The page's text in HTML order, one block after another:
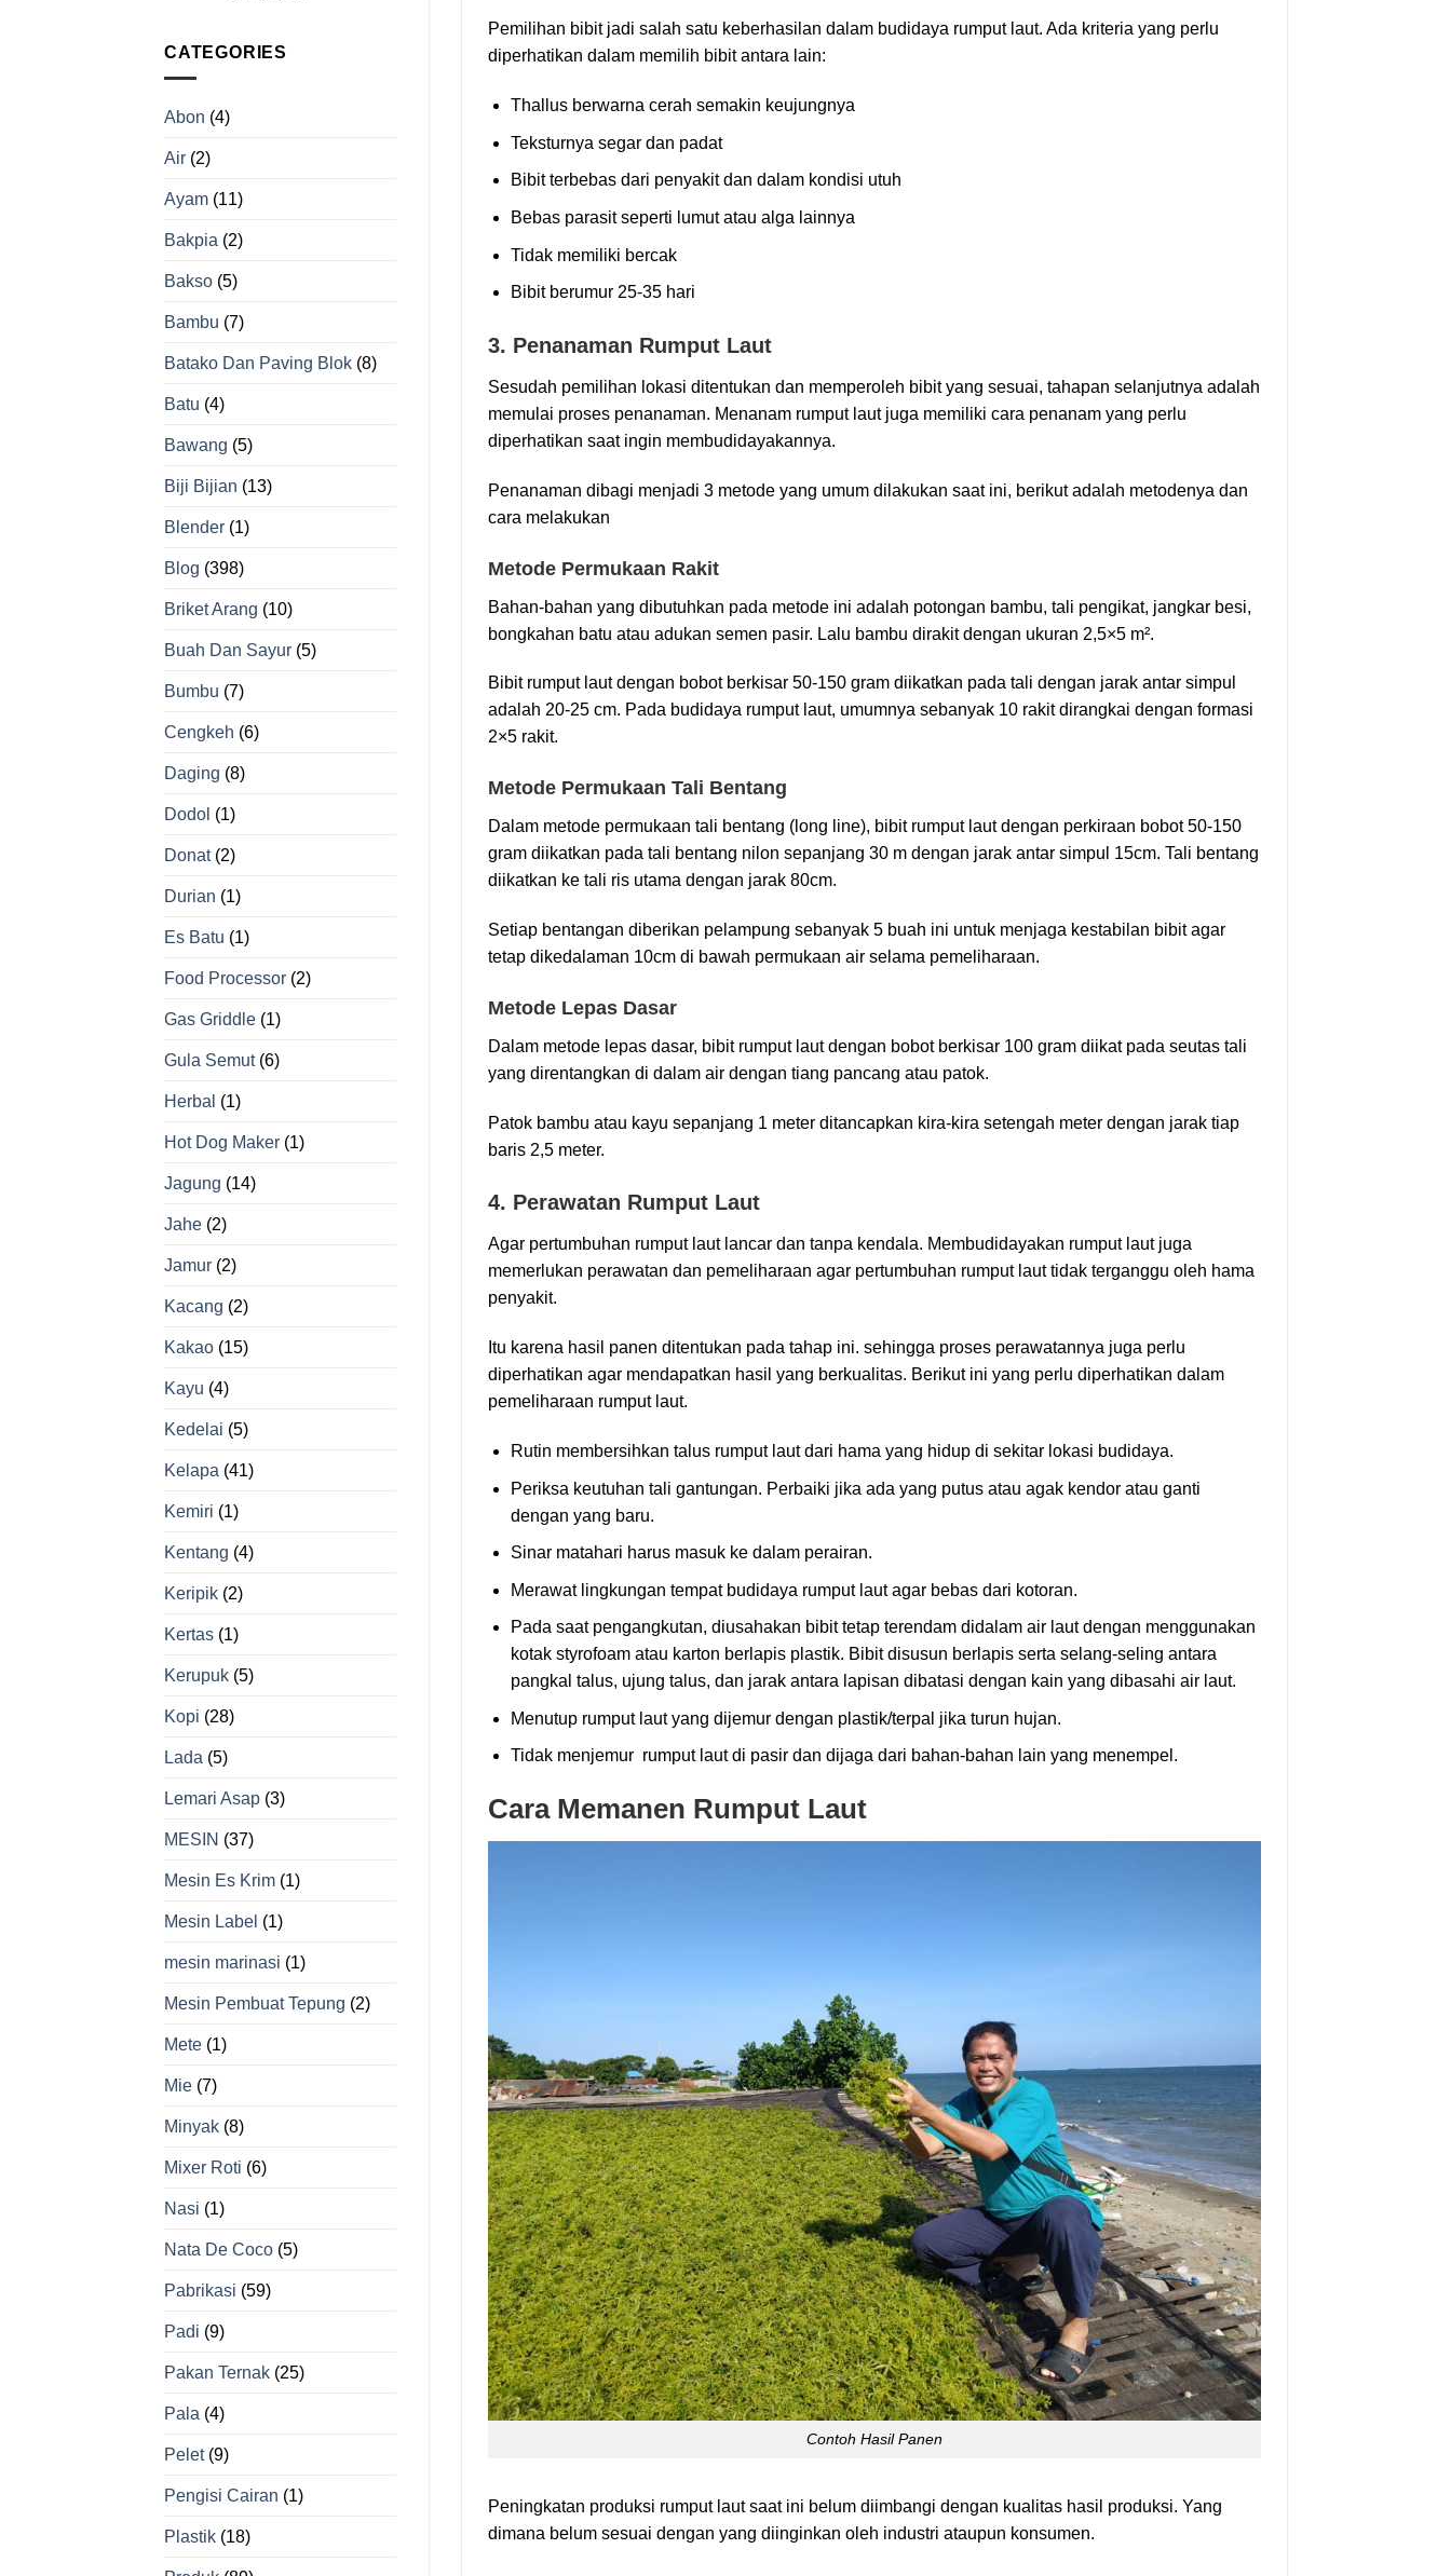
CATEGORIES
Abon (4)
Air (2)
Ayam (11)
Bakpia (2)
Bakso (5)
Bambu (7)
Batako Dan Paving Blok (8)
Batu (4)
Bawang (5)
Biji Bijian (13)
Blender (1)
Blog (398)
Briket Arang (10)
Buah Dan Sayur (5)
Bumbu (7)
Cengkeh (6)
Daging (8)
Dodol (1)
Donat(2)
Durian (1)
Es Batu (1)
Food Processor (2)
Gas Griddle (1)
Gula Semut(6)
Herbal (1)
Hot Dog Maker (1)
Jagung (14)
Jahe (2)
Jamur (2)
Kacang (2)
Kakao (15)
Kayu (4)
Kedelai (5)
Kelapa (41)
Kemiri (1)
Kentang (4)
Keripik (2)
Kertas (1)
Kerupuk (5)
Kopi (28)
Lada (5)
Lemari Asap (3)
MESIN (37)
Mesin Es Krim (1)
Mesin Label (1)
mesin marinasi (1)
Mesin Pembuat Tepung (2)
Mete (1)
Mie (7)
Minyak (8)
Mixer Roti (6)
Nasi (1)
Nata De Coco (5)
Pabrikasi (59)
Padi (9)
Pakan Ternak (25)
Pala (4)
Pelet(9)
Pengisi Cairan (1)
Plastik (18)
Pemilihan bibit jadi salah satu keberhasilan dalam budidaya rumput laut. Ada kriteria yang perlu
diperhatikan dalam memilih bibit antara lain:
Thallus berwarna cerah semakin keujungnya
Teksturnya segar dan padat
Bibit terbebas dari penyakit dan dalam kondisi utuh
Bebas parasit seperti lumut atau alga lainnya
Tidak memiliki bercak
Bibit berumur 25-35 hari
3. Penanaman Rumput Laut
Sesudah pemilihan lokasi ditentukan dan memperoleh bibit yang sesuai, tahapan selanjutnya adalah
memulai proses penanaman. Menanam rumput laut juga memiliki cara penanam yang perlu
diperhatikan saat ingin membudidayakannya.
Penanaman dibagi menjadi 3 metode yang umum dilakukan saat ini, berikut adalah metodenya dan
cara melakukan
Metode Permukaan Rakit
Bahan-bahan yang dibutuhkan pada metode ini adalah potongan bambu, tali pengikat, jangkar besi,
bongkahan batu atau adukan semen pasir. Lalu bambu dirakit dengan ukuran 2,5×5 m².
Bibit rumput laut dengan bobot berkisar 50-150 gram diikatkan pada tali dengan jarak antar simpul
adalah 20-25 cm. Pada budidaya rumput laut, umumnya sebanyak 10 rakit dirangkai dengan formasi
2×5 rakit.
Metode Permukaan Tali Bentang
Dalam metode permukaan tali bentang (long line), bibit rumput laut dengan perkiraan bobot 50-150
gram diikatkan pada tali bentang nilon sepanjang 30 m dengan jarak antar simpul 15cm. Tali bentang
diikatkan ke tali ris utama dengan jarak 80cm.
Setiap bentangan diberikan pelampung sebanyak 5 buah ini untuk menjaga kestabilan bibit agar
tetap dikedalaman 10cm di bawah permukaan air selama pemeliharaan.
Metode Lepas Dasar
Dalam metode lepas dasar, bibit rumput laut dengan bobot berkisar 100 gram diikat pada seutas tali
yang direntangkan di dalam air dengan tiang pancang atau patok.
Patok bambu atau kayu sepanjang 1 meter ditancapkan kira-kira setengah meter dengan jarak tiap
baris 2,5 meter.
4. Perawatan Rumput Laut
Agar pertumbuhan rumput laut lancar dan tanpa kendala. Membudidayakan rumput laut juga
memerlukan perawatan dan pemeliharaan agar pertumbuhan rumput laut tidak terganggu oleh hama
penyakit.
Itu karena hasil panen ditentukan pada tahap ini. sehingga proses perawatannya juga perlu
diperhatikan agar mendapatkan hasil yang berkualitas. Berikut ini yang perlu diperhatikan dalam
pemeliharaan rumput laut.
Rutin membersihkan talus rumput laut dari hama yang hidup di sekitar lokasi budidaya.
Periksa keutuhan tali gantungan. Perbaiki jika ada yang putus atau agak kendor atau ganti
dengan yang baru.
Sinar matahari harus masuk ke dalam perairan.
Merawat lingkungan tempat budidaya rumput laut agar bebas dari kotoran.
Pada saat pengangkutan, diusahakan bibit tetap terendam didalam air laut dengan menggunakan
kotak styrofoam atau karton berlapis plastik. Bibit disusun berlapis serta selang-seling antara
pangkal talus, ujung talus, dan jarak antara lapisan dibatasi dengan kain yang dibasahi air laut.
Menutup rumput laut yang dijemur dengan plastik/terpal jika turun hujan.
Tidak menjemur rumput laut di pasir dan dijaga dari bahan-bahan lain yang menempel.
Cara Memanen Rumput Laut
Contoh Hasil Panen
Peningkatan produksi rumput laut saat ini belum diimbangi dengan kualitas hasil produksi. Yang
dimana belum sesuai dengan yang diinginkan oleh industri ataupun konsumen.